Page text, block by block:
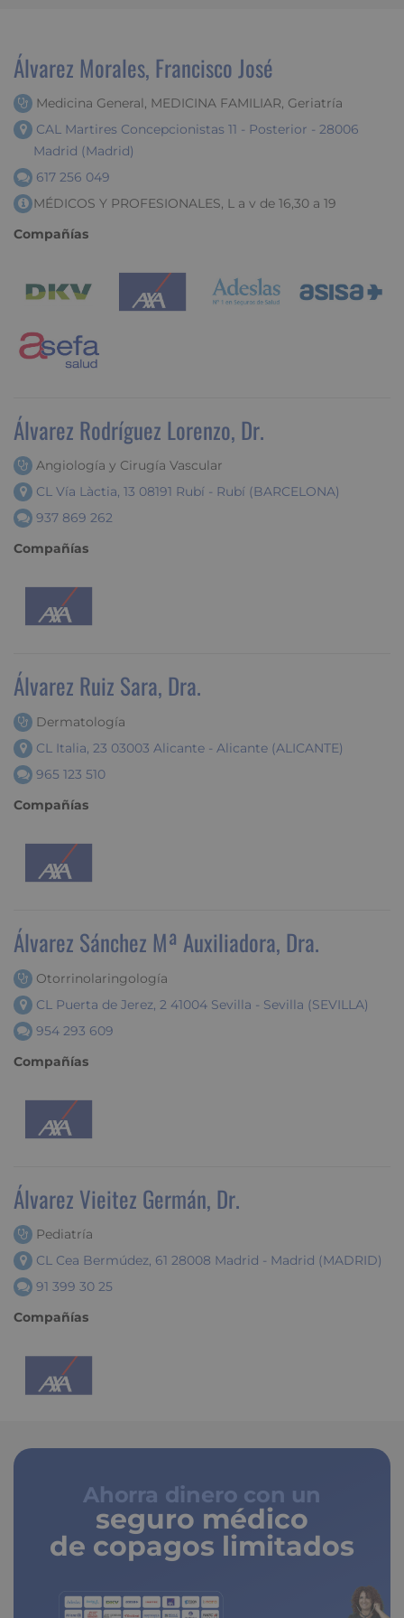
Álvarez Morales, Francisco José
Medicina General, MEDICINA FAMILIAR, Geriatría
CAL Martires Concepcionistas 11 - Posterior - 28006
Madrid (Madrid)
617 256 049
MÉDICOS Y PROFESIONALES, L a v de 16,30 a 19
Compañías
Álvarez Rodríguez Lorenzo, Dr.
Angiología y Cirugía Vascular
CL Vía Làctia, 13 08191 Rubí - Rubí (BARCELONA)
937 869 262
Compañías
Álvarez Ruiz Sara, Dra.
Dermatología
CL Italia, 23 03003 Alicante - Alicante (ALICANTE)
965 123 510
Compañías
Álvarez Sánchez Mª Auxiliadora, Dra.
Otorrinolaringología
CL Puerta de Jerez, 2 41004 Sevilla - Sevilla (SEVILLA)
954 293 609
Compañías
Álvarez Vieitez Germán, Dr.
Pediatría
CL Cea Bermúdez, 61 28008 Madrid - Madrid (MADRID)
91 399 30 25
Compañías
Ahorra dinero con un
seguro médico
de copagos limitados